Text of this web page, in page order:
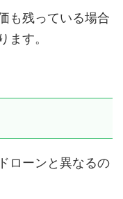
も残っている場合
ます。
ローンと異なるの